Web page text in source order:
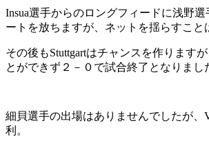
Insua選手からのロングフィードに浅野選
ートを放ちますが、ネットを揺らすこと
その後もStuttgartはチャンスを作ります
とができず２－０で試合終了となりまし
細貝選手の出場はありませんでしたが、
利。